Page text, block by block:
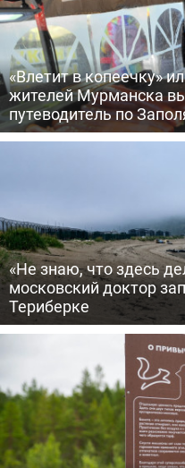
«Влетит в копеечку»
жителей Мурманска
путеводитель по
«Не знаю, что здесь
московский доктор
Териберке